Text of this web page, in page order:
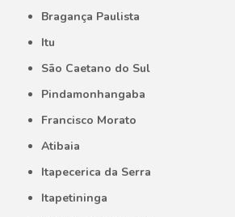
Bragança Paulista
Itu
São Caetano do Sul
Pindamonhangaba
Francisco Morato
Atibaia
Itapecerica da Serra
Itapetininga